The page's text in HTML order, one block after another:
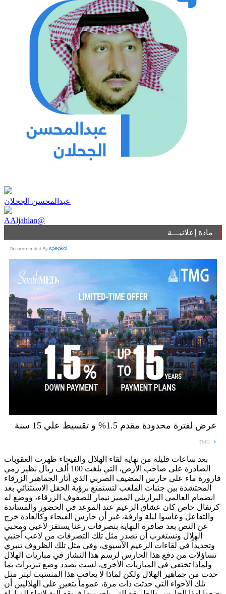
عبدالمحسن الجحلان
AAljahlan@
مادة إعلانيـــة
عرض لفترة محدودة مقدم 1.5% و تقسيط علي 15 سنة
TMG
بعد ساعات قليلة من نهاية لقاء الهلال والفيحاء ظهرت العقوبات
الصادرة على صاحب الأرض، التي بلغت 100 ألف ريال نظير رمي
قارورة ماء على حارس المضيف الصربي الذي أثار الجماهير الزرقاء
المحتشدة بين جنبات الملعب لتستمتع برؤية الحفل الاستثنائي بعد
انضمام العالمي البرازيلي المميز نيمار للصفوف الزرقاء، ووضع له
كرنفال خاص كان عشاق الزعيم عند الموعد في الحضور والمساندة
والتفاعل وعاشوا ليلة وارفة، غير أن حارس الفيحاء وكالعادة خرج
عن النص بعد صافرة النهاية بتصرفات رعنا يستفز لاعبي ومحبي
الهلال ونستغرب أن تصدر مثل تلك التصرفات من لاعب أجنبي
وتحديداً في لقاءات الزعيم الآسيوي، وفي مثل تلك الظروف تنبري
تساؤلات من دفع هذا الحارس لرسم هذا النشاز في مباريات الهلال
ولماذا تختفي في المباريات الأخرى، لست بصدد وضع تبريرات بما
حدث من جماهير الهلال ولكن لماذا لا يعاقب هذا المتسبب لبتر مثل
تلك الأجواء التي حدثت ذات مرة، عموماً يتعين على الهلاليين أن